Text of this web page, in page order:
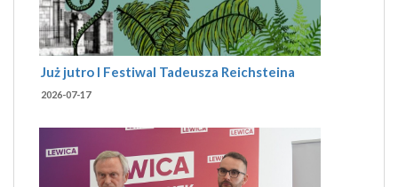
Już jutro I Festiwal Tadeusza Reichsteina
2026-07-17